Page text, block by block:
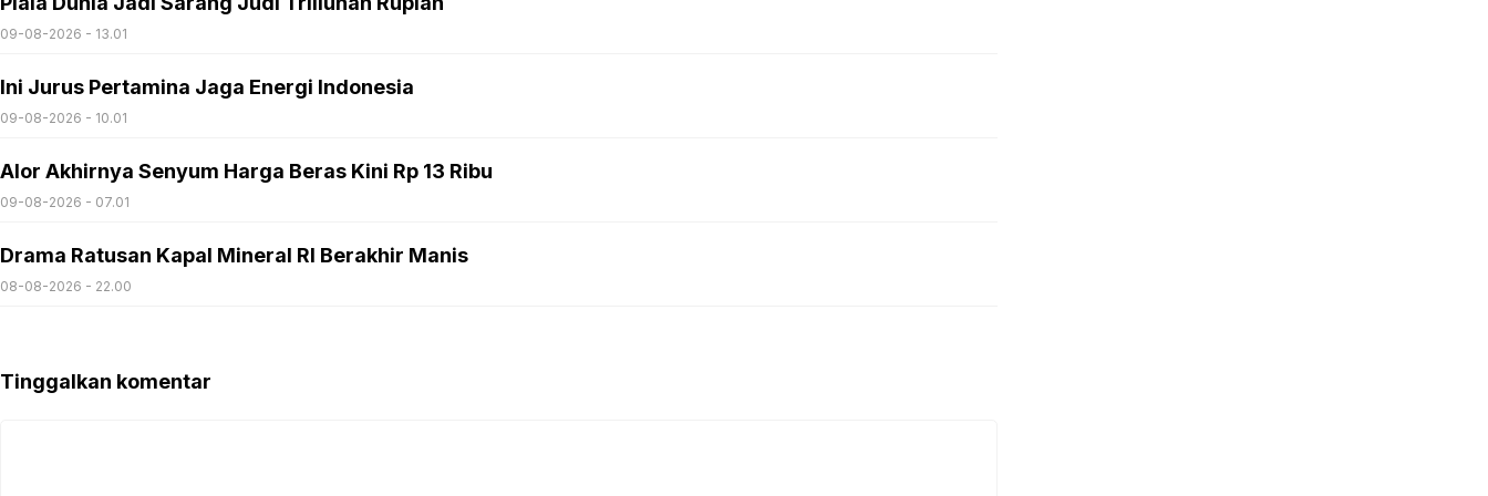
09-08-2026 - 13.01
Ini Jurus Pertamina Jaga Energi Indonesia
09-08-2026 - 10.01
Alor Akhirnya Senyum Harga Beras Kini Rp 13 Ribu
09-08-2026 - 07.01
Drama Ratusan Kapal Mineral RI Berakhir Manis
08-08-2026 - 22.00
Tinggalkan komentar